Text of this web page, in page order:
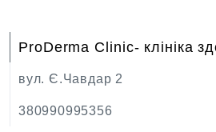
ProDerma Clinic- клініка
вул. Є.Чавдар 2
380990995356